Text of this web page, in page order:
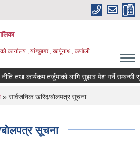
कार्यालय , यांग्चुबगर , खार्पूनाथ , कर्णाली
तथा कार्यकम तर्जुमाको लागि सुझाव पेश गर्ने सम्बन्धी
» सार्वजनिक खरिद/बोलपत्र सूचना
बोलपत्र सूचना